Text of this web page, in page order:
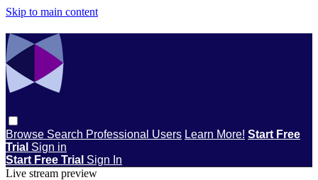
Skip to main content
Browse Search Professional Users Learn More! Start Free
Trial Sign in
Start Free Trial Sign In
Live stream preview